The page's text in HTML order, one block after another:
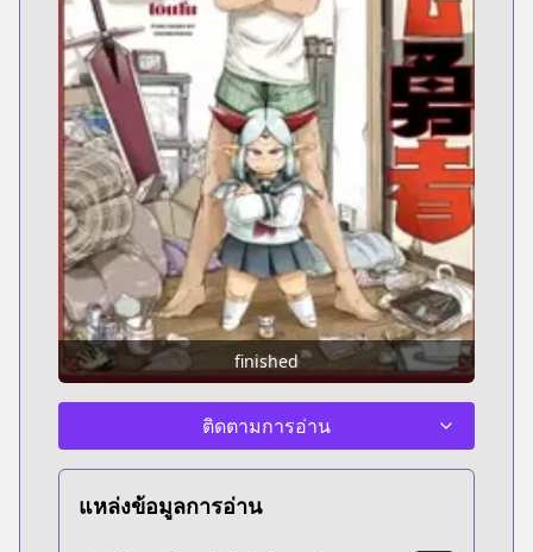
finished
ติดตามการอ่าน
แหล่งข้อมูลการอ่าน